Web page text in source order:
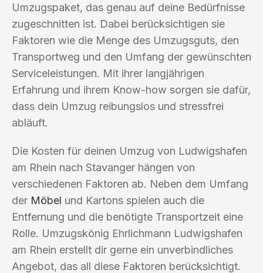
Umzugspaket, das genau auf deine Bedürfnisse
zugeschnitten ist. Dabei berücksichtigen sie
Faktoren wie die Menge des Umzugsguts, den
Transportweg und den Umfang der gewünschten
Serviceleistungen. Mit ihrer langjährigen
Erfahrung und ihrem Know-how sorgen sie dafür,
dass dein Umzug reibungslos und stressfrei
abläuft.
Die Kosten für deinen Umzug von Ludwigshafen
am Rhein nach Stavanger hängen von
verschiedenen Faktoren ab. Neben dem Umfang
der Möbel und Kartons spielen auch die
Entfernung und die benötigte Transportzeit eine
Rolle. Umzugskönig Ehrlichmann Ludwigshafen
am Rhein erstellt dir gerne ein unverbindliches
Angebot, das all diese Faktoren berücksichtigt.